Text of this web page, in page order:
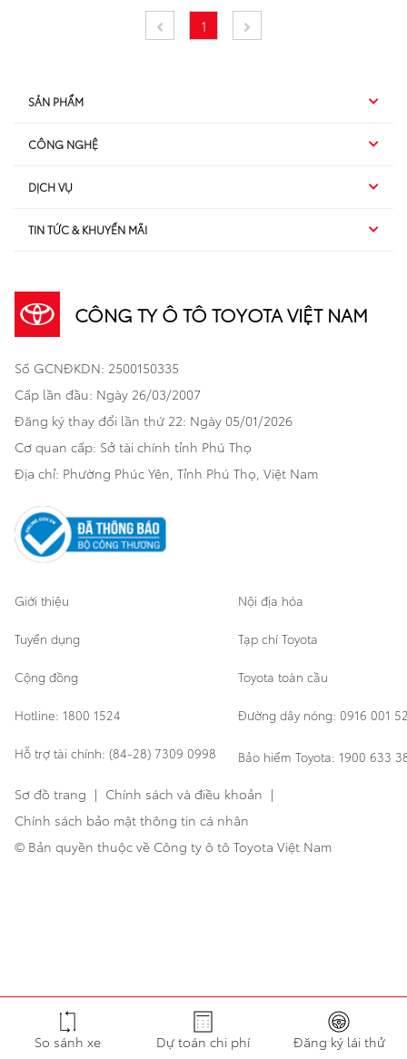
So sánh xe Dự toán chi phí Đăng ký lái thử
SẢN PHẨM
Hybrid EV
SUV
Sedan
Bán tải
Hatchback
Thương mại
Khách hàng dự án
CÔNG NGHỆ
Hybrid
TSS
DỊCH VỤ
Dịch vụ sau bán hàng
Bảo hiểm Toyota
Xe đã qua sử dụng
Bảo hành mở rộng
Sản phẩm chính hãng
Cơ sở bảo hành bảo dưỡng
TIN TỨC & KHUYẾN MÃI
Khuyến mãi
Xã hội
Thông tin khác
CÔNG TY Ô TÔ TOYOTA VIỆT NAM
Số GCNĐKDN: 2500150335
Cấp lần đầu: Ngày 26/03/2007
Đăng ký thay đổi lần thứ 22: Ngày 05/01/2026
Cơ quan cấp: Sở tài chính tỉnh Phú Thọ
Địa chỉ: Phường Phúc Yên, Tỉnh Phú Thọ, Việt Nam
Giới thiệu Nội địa hóa
Tuyển dụng Tạp chí Toyota
Cộng đồng Toyota toàn cầu
Hotline: 1800 1524 Đường dây nóng: 0916 001
Hỗ trợ tài chính: (84-28) 7309 0998 Bảo hiểm Toyota: 1900 633
Sơ đồ trang | Chính sách và điều khoản |
Chính sách bảo mật thông tin cá nhân
© Bản quyền thuộc về Công ty ô tô Toyota Việt Nam